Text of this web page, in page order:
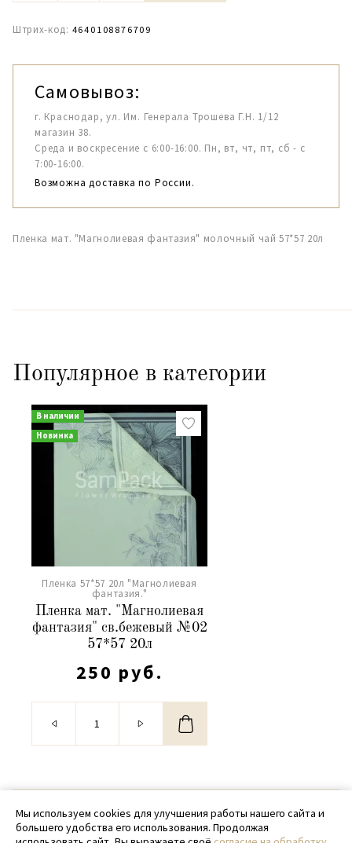
Штрих-код: 4640108876709
Самовывоз:
г. Краснодар, ул. Им. Генерала Трошева Г.Н. 1/12
магазин 38.
Среда и воскресение с 6:00-16:00. Пн, вт, чт, пт, сб - с
7:00-16:00.
Возможна доставка по России.
Пленка мат. "Магнолиевая фантазия" молочный чай 57*57 20л
Популярное в категории
В наличии
Новинка
Пленка 57*57 20л "Магнолиевая
фантазия."
Пленка мат. "Магнолиевая
фантазия" св.бежевый №02
57*57 20л
250 руб.
© 2020 - 2026 SamPack
+ 7 (918) 699-97-87
Мы используем cookies для улучшения работы нашего сайта и
большего удобства его использования. Продолжая